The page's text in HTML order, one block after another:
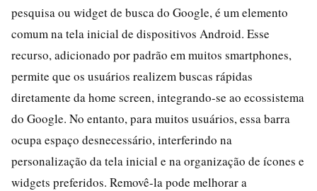
pesquisa ou widget de busca do Google, é um elemento
comum na tela inicial de dispositivos Android. Esse
recurso, adicionado por padrão em muitos smartphones,
permite que os usuários realizem buscas rápidas
diretamente da home screen, integrando-se ao ecossistema
do Google. No entanto, para muitos usuários, essa barra
ocupa espaço desnecessário, interferindo na
personalização da tela inicial e na organização de ícones e
widgets preferidos. Removê-la pode melhorar a